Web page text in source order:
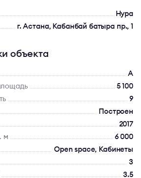
Нура
г. Астана, Кабанбай батыра пр., 1
объекта
A
5 100
9
Построен
2017
м
6 000
Open space, Кабинеты
3
3.5